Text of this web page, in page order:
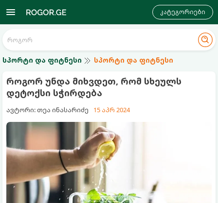
კატეგორიები
სპორტი და ფიტნესი სპორტი და ფიტნესი
როგორ უნდა მიხვდეთ, რომ სხეულს
დეტოქსი სჭირდება
ავტორი: თეა ინასარიძე 15 აპრ 2024